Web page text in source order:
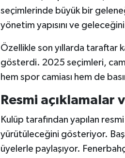
seçimlerinde büyük bir
yönetim yapısını ve
Özellikle son yıllarda taraftar
gösterdi. 2025 seçimleri,
hem spor camiası hem de
Resmi açıklamalar
Kulüp tarafından yapılan
yürütüleceğini gösteriyor.
üyelerle paylaşıyor.